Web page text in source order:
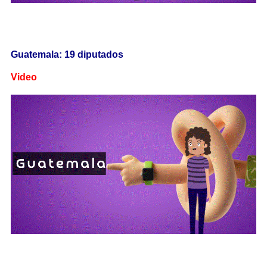
Guatemala: 19 diputados
Video